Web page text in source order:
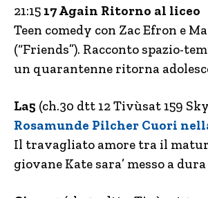
21:15 17 Again Ritorno al liceo
Teen comedy con Zac Efron e
(“Friends”). Racconto spazio-
un quarantenne ritorna
La5 (ch.30 dtt 12 Tivùsat 159
Rosamunde Pilcher Cuori
Il travagliato amore tra il
giovane Kate sara’ messo a